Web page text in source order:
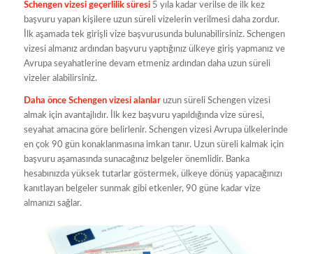
Schengen vizesi geçerlilik süresi 5 yıla kadar verilse de ilk kez
başvuru yapan kişilere uzun süreli vizelerin verilmesi daha zordur.
İlk aşamada tek girişli vize başvurusunda bulunabilirsiniz. Schengen
vizesi almanız ardından başvuru yaptığınız ülkeye giriş yapmanız ve
Avrupa seyahatlerine devam etmeniz ardından daha uzun süreli
vizeler alabilirsiniz.
Daha önce Schengen vizesi alanlar uzun süreli Schengen vizesi
almak için avantajlıdır. İlk kez başvuru yapıldığında vize süresi,
seyahat amacına göre belirlenir. Schengen vizesi Avrupa ülkelerinde
en çok 90 gün konaklanmasına imkan tanır. Uzun süreli kalmak için
başvuru aşamasında sunacağınız belgeler önemlidir. Banka
hesabınızda yüksek tutarlar göstermek, ülkeye dönüş yapacağınızı
kanıtlayan belgeler sunmak gibi etkenler, 90 güne kadar vize
almanızı sağlar.